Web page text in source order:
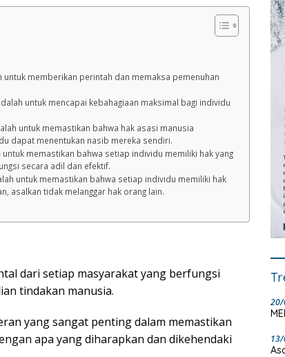
untuk memberikan perintah dan memaksa pemenuhan
untuk mencapai kebahagiaan maksimal bagi individu
untuk memastikan bahwa hak asasi manusia
dapat menentukan nasib mereka sendiri.
untuk memastikan bahwa setiap individu memiliki hak yang
secara adil dan efektif.
untuk memastikan bahwa setiap individu memiliki hak
asalkan tidak melanggar hak orang lain.
dari setiap masyarakat yang berfungsi
tindakan manusia.
yang sangat penting dalam memastikan
apa yang diharapkan dan dikehendaki